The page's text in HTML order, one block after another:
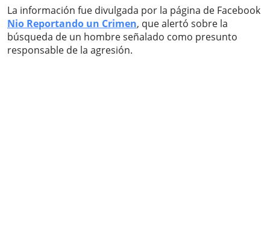
La información fue divulgada por la página de Facebook
Nio Reportando un Crimen, que alertó sobre la
búsqueda de un hombre señalado como presunto
responsable de la agresión.